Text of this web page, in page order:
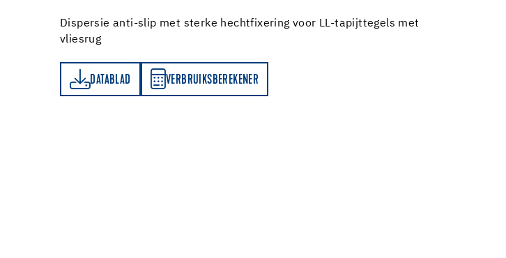
Dispersie anti-slip met sterke hechtfixering voor LL-tapijttegels met
vliesrug
DATABLAD VERBRUIKSBEREKENER
VERBRUIKSBEREKENER